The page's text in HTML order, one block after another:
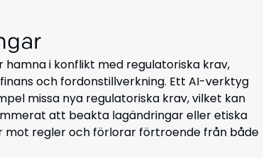
i konflikt med regulatoriska krav,
och fordonstillverkning. Ett AI-verktyg
missa nya regulatoriska krav, vilket kan
att beakta lagändringar eller etiska
regler och förlorar förtroende från både